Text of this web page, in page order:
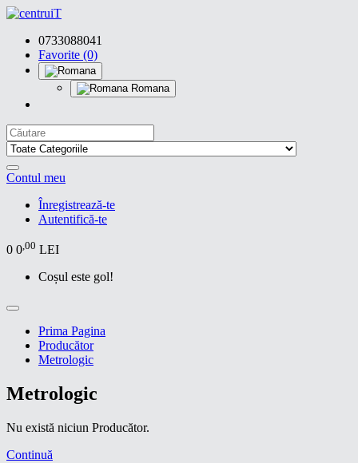
0733088041
Favorite (0)
Romana
Contul meu
Înregistrează-te
Autentifică-te
0 0,00 LEI
Coșul este gol!
Prima Pagina
Producător
Metrologic
Metrologic
Nu există niciun Producător.
Continuă